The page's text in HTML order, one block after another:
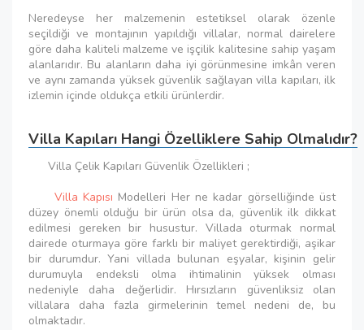
Neredeyse her malzemenin estetiksel olarak özenle
seçildiği ve montajının yapıldığı villalar, normal dairelere
göre daha kaliteli malzeme ve işçilik kalitesine sahip yaşam
alanlarıdır. Bu alanların daha iyi görünmesine imkân veren
ve aynı zamanda yüksek güvenlik sağlayan villa kapıları, ilk
izlemin içinde oldukça etkili ürünlerdir.
Villa Kapıları Hangi Özelliklere Sahip Olmalıdır?
Villa Çelik Kapıları Güvenlik Özellikleri ;
Villa Kapısı Modelleri Her ne kadar görselliğinde üst
düzey önemli olduğu bir ürün olsa da, güvenlik ilk dikkat
edilmesi gereken bir husustur. Villada oturmak normal
dairede oturmaya göre farklı bir maliyet gerektirdiği, aşikar
bir durumdur. Yani villada bulunan eşyalar, kişinin gelir
durumuyla endeksli olma ihtimalinin yüksek olması
nedeniyle daha değerlidir. Hırsızların güvenliksiz olan
villalara daha fazla girmelerinin temel nedeni de, bu
olmaktadır.